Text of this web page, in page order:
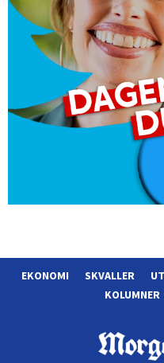
EKONOMI SKVALLER
KOLUMNER